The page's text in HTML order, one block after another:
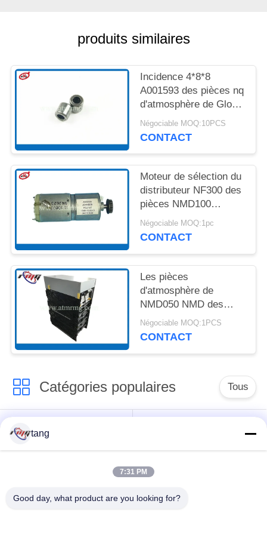
PLAN
DU
POLITIQUE
DE
CONFIDENTIALITÉ
produits similaires
Incidence 4*8*8
A001593 des pièces nq
d'atmosphère de Glory
Delarue NMD100
NMD200 NMD
Négociable MOQ:10PCS
CONTACT
Moteur de sélection du
distributeur NF300 des
pièces NMD100
NMD050 de machine
de l'atmosphère
Négociable MOQ:1pc
CONTACT
Les pièces
d'atmosphère de
NMD050 NMD des
canaux de la billetterie
quatre avec des
Négociable MOQ:1PCS
CONTACT
Catégories populaires Tous
Pièces de rechange
d'atmosphère
Pièces d'atmosphère
tang
7:31 PM
Good day, what product are you looking for?